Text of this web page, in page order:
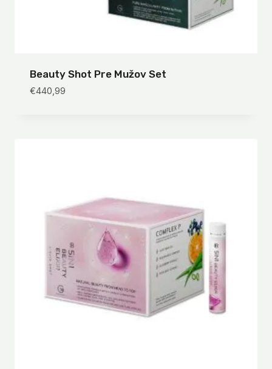
Beauty Shot Pre Mužov Set
€440,99